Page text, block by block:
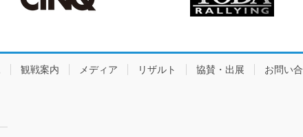
観戦案内 メディア リザルト 協賛・出展 お問い